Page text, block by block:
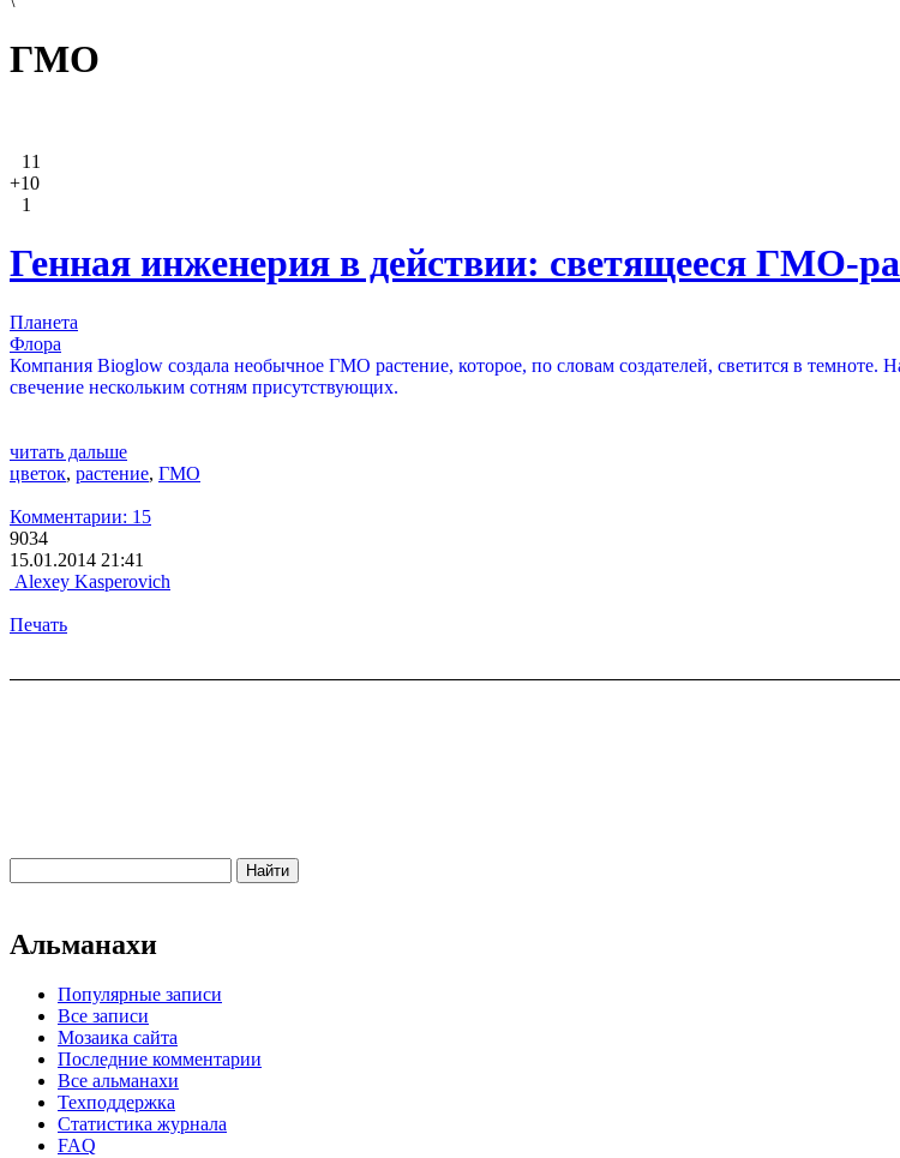
ГМО
11
+10
1
Генная инженерия в действии: светящееся ГМО-
Планета
Флора
Компания Bioglow создала необычное ГМО растение, которое, по словам создателей, светится в темноте.
свечение нескольким сотням присутствующих.
читать дальше
цветок, растение, ГМО
Комментарии: 15
9034
15.01.2014 21:41
Alexey Kasperovich
Печать
Альманахи
Популярные записи
Все записи
Мозаика сайта
Последние комментарии
Все альманахи
Техподдержка
Статистика журнала
FAQ